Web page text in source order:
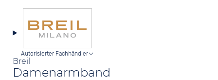
Breil
Damenarmband
Autorisierter Fachhändler